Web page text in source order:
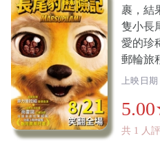
裹，結
隻小長
愛的珍
郵輪旅
上映日
共 1 人